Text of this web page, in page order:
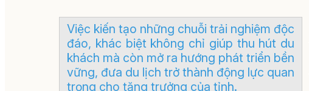
Việc kiến tạo những chuỗi trải nghiệm độc
đáo, khác biệt không chỉ giúp thu hút du
khách mà còn mở ra hướng phát triển bền
vững, đưa du lịch trở thành động lực quan
trọng cho tăng trưởng của tỉnh.